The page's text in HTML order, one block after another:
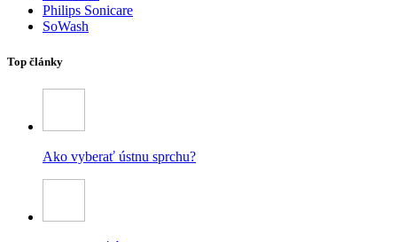
Philips Sonicare
SoWash
Top články
Ako vyberať ústnu sprchu?